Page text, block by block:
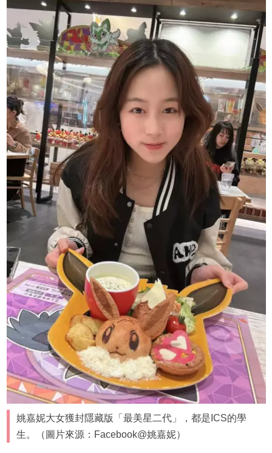
姚嘉妮大女獲封隱藏版「最美星二代」，都是ICS的學
生。（圖片來源：Facebook@姚嘉妮）